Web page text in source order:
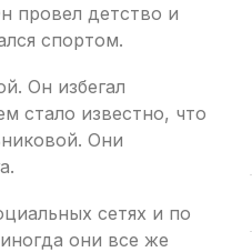
провел детство и
спортом.
Он избегал
стало известно, что
Они
сетях и по
они все же